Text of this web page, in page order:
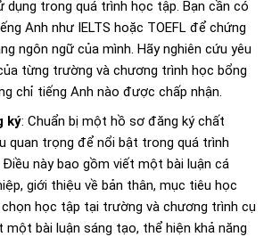
dụng trong quá trình học tập. Bạn cần có
Anh như IELTS hoặc TOEFL để chứng
ngôn ngữ của mình. Hãy nghiên cứu yêu
từng trường và chương trình học bổng
chỉ tiếng Anh nào được chấp nhận.
ký: Chuẩn bị một hồ sơ đăng ký chất
quan trọng để nổi bật trong quá trình
này bao gồm viết một bài luận cá
giới thiệu về bản thân, mục tiêu học
học tập tại trường và chương trình cụ
một bài luận sáng tạo, thể hiện khả năng